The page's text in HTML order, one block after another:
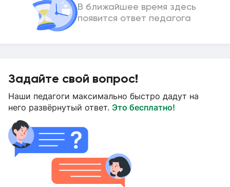
В ближайшее время здесь
появится ответ педагога
Задайте свой вопрос!
Наши педагоги максимально быстро дадут на
него развёрнутый ответ. Это бесплатно!